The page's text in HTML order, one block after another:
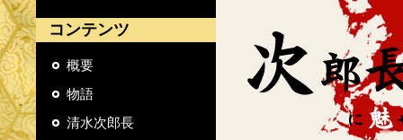
コンテンツ
概要
物語
清水次郎長